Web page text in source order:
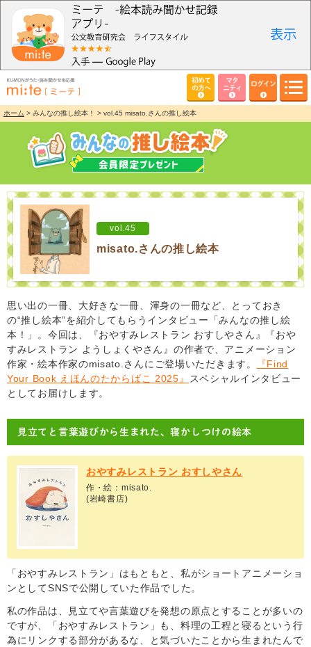
初めて
の方へ
マタ
ニティ
ログイン
ホーム > みんなの推し絵本！ > vol.45 misato.さんの推し絵本
vol.45
misato.さんの推し絵本
思い出の一冊、大好きな一冊、渾身の一冊など、とっておき
の“推し絵本”を紹介してもらうインタビュー「みんなの推し絵
本！」。今回は、『おやすみレストラン おすしやさん』『おや
すみレストラン ようしょくやさん』の作者で、アニメーション
作家・絵本作家のmisato.さんにご登場いただきます。
『Find
Your Book えほんのたからばこ 2025』
スペシャルインタビュー
としてお届けします。
見立てと言葉遊びから生まれた、寝かしつけの絵本
おやすみレストラン おすしやさん
作・絵：misato.
(岩崎書店)
「おやすみレストラン」はもともと、私がショートアニメーショ
ンとしてSNSで公開していた作品でした。
私の作品は、見立てや言葉遊びを発想の原点とすることが多いの
ですが、「おやすみレストラン」も、料理の工程と寝るという行
為にリンクする部分があるな、と気づいたことから生まれたんで